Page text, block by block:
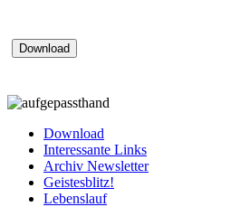
Download
Interessante Links
Archiv Newsletter
Geistesblitz!
Lebenslauf